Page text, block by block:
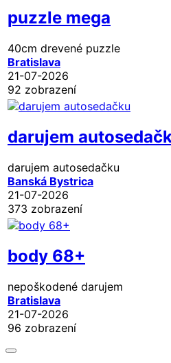
puzzle mega
40cm drevené puzzle
Bratislava
21-07-2026
92 zobrazení
darujem
darujem autosedačku
Banská Bystrica
21-07-2026
373 zobrazení
body 68+
nepoškodené darujem
Bratislava
21-07-2026
96 zobrazení